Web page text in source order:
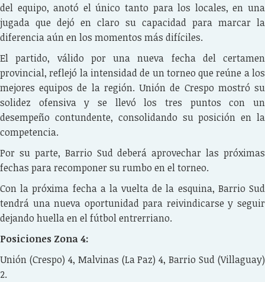
del equipo, anotó el único tanto para los locales, en una
jugada que dejó en claro su capacidad para marcar la
diferencia aún en los momentos más difíciles.
El partido, válido por una nueva fecha del certamen
provincial, reflejó la intensidad de un torneo que reúne a los
mejores equipos de la región. Unión de Crespo mostró su
solidez ofensiva y se llevó los tres puntos con un
desempeño contundente, consolidando su posición en la
competencia.
Por su parte, Barrio Sud deberá aprovechar las próximas
fechas para recomponer su rumbo en el torneo.
Con la próxima fecha a la vuelta de la esquina, Barrio Sud
tendrá una nueva oportunidad para reivindicarse y seguir
dejando huella en el fútbol entrerriano.
Posiciones Zona 4:
Unión (Crespo) 4, Malvinas (La Paz) 4, Barrio Sud (Villaguay)
2.